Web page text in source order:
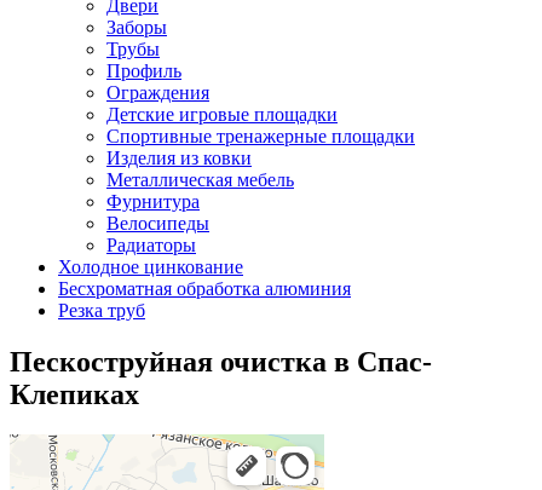
Двери
Заборы
Трубы
Профиль
Ограждения
Детские игровые площадки
Спортивные тренажерные площадки
Изделия из ковки
Металлическая мебель
Фурнитура
Велосипеды
Радиаторы
Холодное цинкование
Бесхроматная обработка алюминия
Резка труб
Пескоструйная очистка в Спас-
Клепиках